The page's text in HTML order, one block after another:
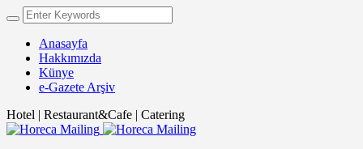
Anasayfa
Hakkımızda
Künye
e-Gazete Arşiv
Hotel | Restaurant&Cafe | Catering